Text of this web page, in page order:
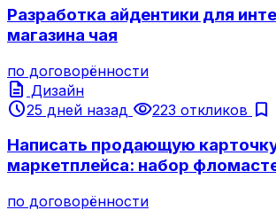
Разработка айдентики для
магазина чая
по договорённости
description Дизайн
schedule25 дней назад visibility223 откликов bookmark
Написать продающую
маркетплейса: набор
по договорённости